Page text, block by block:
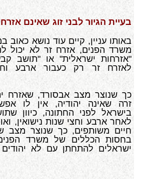
בעיית הגיור לבני זוג שאינם
באותו עניין, קיים עוד נושא כאוב
משרד הפנים, אזרח זר לא יכול
"אזרחות ישראלית" או "תושב
לאזרח זר רק כעבור ארבע
כך שנוצר מצב אבסורד, שאזרח
זרה שאינה יהודיה, אין לו
בישראל לפני החתונה, כיוון
חיים משותפים, כך שנוצר מצב
בחסות הכללים של משרד
ישראלים להתחתן עם לא